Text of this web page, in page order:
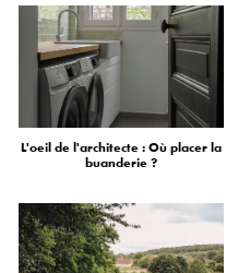
L'oeil de l'architecte : Où placer la
buanderie ?